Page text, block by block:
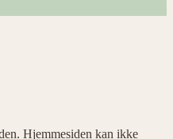
Hjemmesiden kan ikke